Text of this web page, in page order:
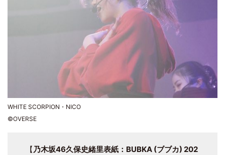
WHITE SCORPION・NICO
©OVERSE
【乃木坂46久保史緒里表紙：BUBKA (ブブカ) 202